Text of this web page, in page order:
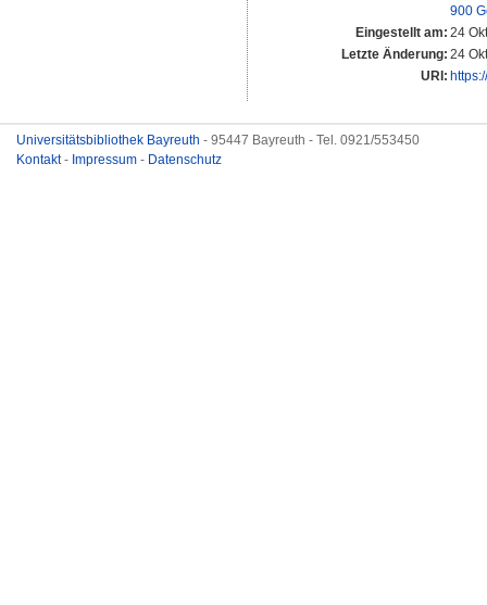
900
Eingestellt am: 24
Letzte Änderung: 24
URI:
Universitätsbibliothek Bayreuth - 95447 Bayreuth - Tel. 0921/553450
Kontakt- Impressum - Datenschutz